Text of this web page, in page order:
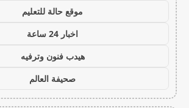
موقع حالة للتعليم
اخبار 24 ساعة
هيدب فنون وترفيه
صحيفة العالم